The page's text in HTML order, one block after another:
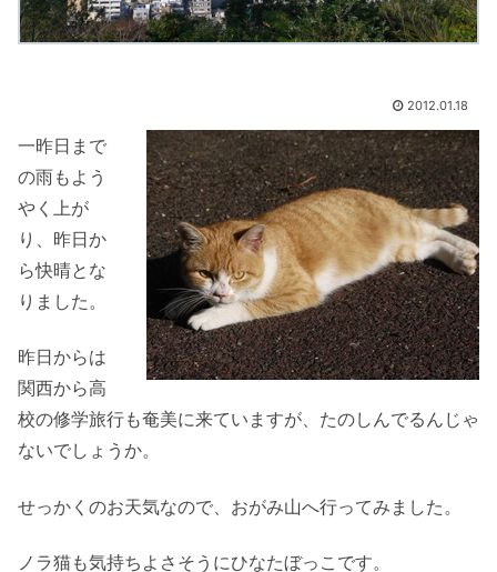
2012.01.18
一昨日まで
の雨もよう
やく上が
り、昨日か
ら快晴とな
りました。
昨日からは
関西から高
校の修学旅行も奄美に来ていますが、たのしんでるんじゃ
ないでしょうか。
せっかくのお天気なので、おがみ山へ行ってみました。
ノラ猫も気持ちよさそうにひなたぼっこです。